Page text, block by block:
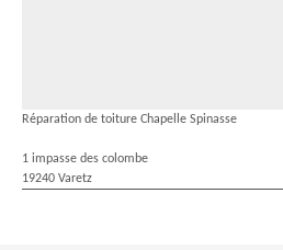
Réparation de toiture Chapelle Spinasse
1 impasse des colombe
19240 Varetz